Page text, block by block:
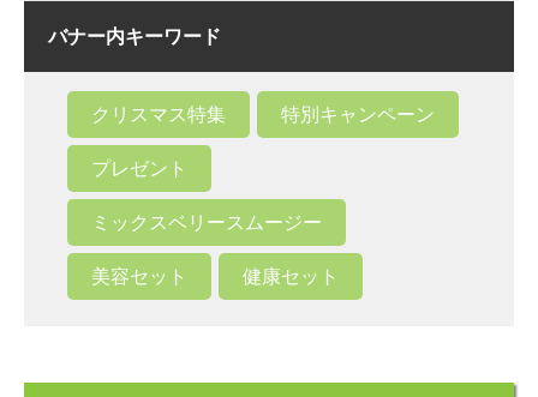
バナー内キーワード
クリスマス特集 特別キャンペーン
プレゼント
ミックスベリースムージー
美容セット 健康セット